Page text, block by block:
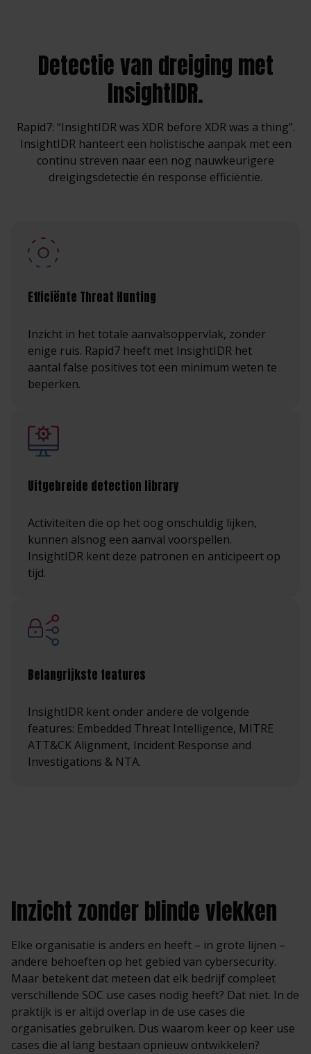
Detectie van dreiging met
InsightIDR.
Rapid7: “InsightIDR was XDR before XDR was a thing”.
InsightIDR hanteert een holistische aanpak met een
continu streven naar een nog nauwkeurigere
dreigingsdetectie én response efficiëntie.
Efficiënte Threat Hunting
Inzicht in het totale aanvalsoppervlak, zonder
enige ruis. Rapid7 heeft met InsightIDR het
aantal false positives tot een minimum weten te
beperken.
Uitgebreide detection library
Activiteiten die op het oog onschuldig lijken,
kunnen alsnog een aanval voorspellen.
InsightIDR kent deze patronen en anticipeert op
tijd.
Belangrijkste features
InsightIDR kent onder andere de volgende
features: Embedded Threat Intelligence, MITRE
ATT&CK Alignment, Incident Response and
Investigations & NTA.
Inzicht zonder blinde vlekken
Elke organisatie is anders en heeft – in grote lijnen –
andere behoeften op het gebied van cybersecurity.
Maar betekent dat meteen dat elk bedrijf compleet
verschillende SOC use cases nodig heeft? Dat niet. In de
praktijk is er altijd overlap in de use cases die
organisaties gebruiken. Dus waarom keer op keer use
cases die al lang bestaan opnieuw ontwikkelen?